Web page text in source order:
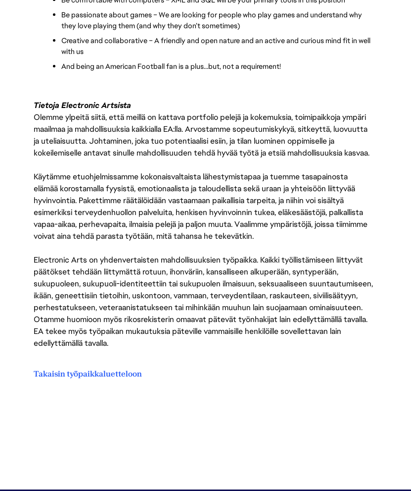
Be passionate about games – We are looking for people who play games and understand why
they love playing them (and why they don’t sometimes)
Creative and collaborative – A friendly and open nature and an active and curious mind fit in well
with us
And being an American Football fan is a plus…but, not a requirement!
Tietoja Electronic Artsista
Olemme ylpeitä siitä, että meillä on kattava portfolio pelejä ja kokemuksia, toimipaikkoja ympäri
maailmaa ja mahdollisuuksia kaikkialla EA:lla. Arvostamme sopeutumiskykyä, sitkeyttä, luovuutta
ja uteliaisuutta. Johtaminen, joka tuo potentiaalisi esiin, ja tilan luominen oppimiselle ja
kokeilemiselle antavat sinulle mahdollisuuden tehdä hyvää työtä ja etsiä mahdollisuuksia kasvaa.
Käytämme etuohjelmissamme kokonaisvaltaista lähestymistapaa ja tuemme tasapainosta
elämää korostamalla fyysistä, emotionaalista ja taloudellista sekä uraan ja yhteisöön liittyvää
hyvinvointia. Pakettimme räätälöidään vastaamaan paikallisia tarpeita, ja niihin voi sisältyä
esimerkiksi terveydenhuollon palveluita, henkisen hyvinvoinnin tukea, eläkesäästöjä, palkallista
vapaa-aikaa, perhevapaita, ilmaisia pelejä ja paljon muuta. Vaalimme ympäristöjä, joissa tiimimme
voivat aina tehdä parasta työtään, mitä tahansa he tekevätkin.
Electronic Arts on yhdenvertaisten mahdollisuuksien työpaikka. Kaikki työllistämiseen liittyvät
päätökset tehdään liittymättä rotuun, ihonväriin, kansalliseen alkuperään, syntyperään,
sukupuoleen, sukupuoli-identiteettiin tai sukupuolen ilmaisuun, seksuaaliseen suuntautumiseen,
ikään, geneettisiin tietoihin, uskontoon, vammaan, terveydentilaan, raskauteen, siviilisäätyyn,
perhestatukseen, veteraanistatukseen tai mihinkään muuhun lain suojaamaan ominaisuuteen.
Otamme huomioon myös rikosrekisterin omaavat pätevät työnhakijat lain edellyttämällä tavalla.
EA tekee myös työpaikan mukautuksia päteville vammaisille henkilöille sovellettavan lain
edellyttämällä tavalla.
Takaisin työpaikkaluetteloon